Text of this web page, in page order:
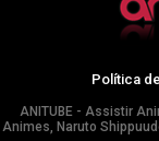
Política
ANITUBE - Assistir
Animes, Naruto